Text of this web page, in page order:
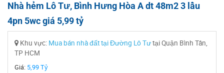
Nhà hẻm Lô Tư, Bình Hưng Hòa A dt 48m2 3 lầu
4pn 5wc giá 5,99 tỷ
Khu vực: Mua bán nhà đất tại Đường Lô Tưtại Quận Bình Tân,
TP HCM
Giá: 5,99 Tỷ